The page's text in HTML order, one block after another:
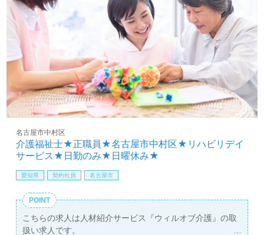
介護福祉士★正職員★名古屋市中村区★リハビリデイ
サービス★日勤のみ★日曜休み★
名古屋市中村区
愛知県 契約社員 名古屋市
POINT
こちらの求人は人材紹介サービス『ウィルオブ介護』の取
扱い求人です。